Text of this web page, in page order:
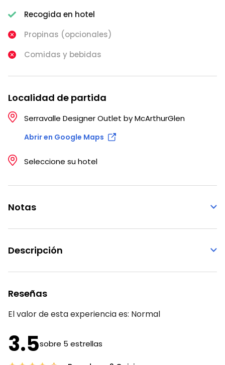
Recogida en hotel
Propinas (opcionales)
Comidas y bebidas
Localidad de partida
Serravalle Designer Outlet by McArthurGlen
Abrir en Google Maps
Seleccione su hotel
Notas
Descripción
Reseñas
El valor de esta experiencia es: Normal
3.5sobre 5 estrellas